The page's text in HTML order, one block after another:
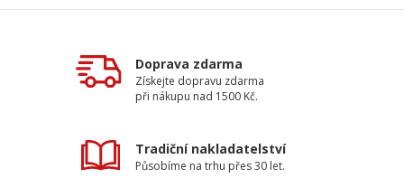
Doprava zdarma
Získejte dopravu zdarma
při nákupu nad 1500 Kč.
Tradiční nakladatelství
Působíme na trhu přes 30 let.